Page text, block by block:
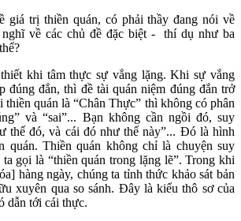
giá trị thiền quán, có phải thầy đang nói về
về các chủ đề đặc biệt - thí dụ như ba
khi tâm thực sự vắng lặng. Khi sự vắng
đúng đắn, thì đề tài quán niệm đúng đắn trở
quán là “Chân Thực” thì không có phân
và “sai”... Bạn không cần ngồi đó, suy
thế đó, và cái đó như thế này”... Đó là hình
quán. Thiền quán không chỉ là chuyện suy
gọi là “thiền quán trong lặng lẽ”. Trong khi
hàng ngày, chúng ta tỉnh thức khảo sát bản
xuyên qua so sánh. Đây là kiểu thô sơ của
dẫn tới cái thực.